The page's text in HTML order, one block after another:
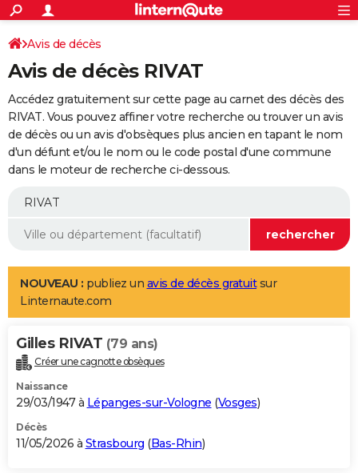
ACTUALITÉS
Politique
Société
Faits Divers
Education
Monde
Villes
+
SPORT
Coupe du monde 2026
Football
Tennis
Cyclisme
Rugby
Forum
Programme TV
TNT
Streaming
Cinéma
Sorties cinéma
Musique
+
FINANCE
Retraite
Impôts
Epargne
Immobilier
Risques naturels par ville
Banque
Assurance
Crédit
AUTO
Essais
Réserver un essai
Citadines
Berlines
SUV
Forum auto
+
Mobiles
Meilleur smartphone
Internet
Ordinateurs
Jeux vidéo
Guide high-tech
Aménagement intérieur
LIFESTYLE
Art de vivre
Bien-être
Loisirs
Mode
Modes de vie
Alimentation
Guide de la santé
Maladies
Médicaments
Sommeil
VOYAGE
Destinations
City break
Voyage nature
Voyage de noces
Forum
Climat
+PHOTO
GUIDES D'ACHAT
BONS PLANS
Avis de décès
Avis de décès RIVAT
Accédez gratuitement sur cette page au carnet des décès des
RIVAT. Vous pouvez affiner votre recherche ou trouver un avis
de décès ou un avis d'obsèques plus ancien en tapant le nom
d'un défunt et/ou le nom ou le code postal d'une commune
dans le moteur de recherche ci-dessous.
NOUVEAU : publiez un avis de décès gratuitsur
Linternaute.com
Gilles RIVAT (79 ans)
Créer une cagnotte obsèques
Naissance
29/03/1947 à Lépanges-sur-Vologne (Vosges)
Décès
11/05/2026 à Strasbourg (Bas-Rhin)